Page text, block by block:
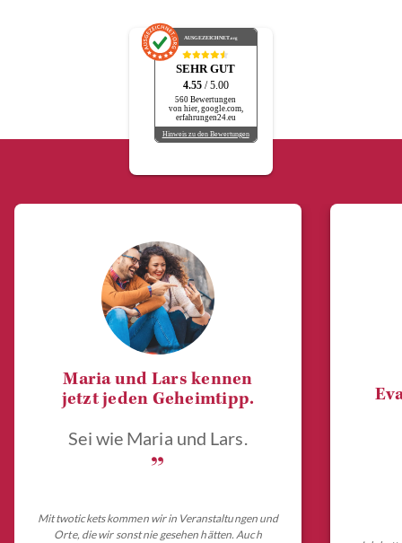
AUSGEZEICHNET.org
SEHR GUT
4.55 / 5.00
560 Bewertungen
von hier, google.com,
erfahrungen24.eu
Hinweis zu den Bewertungen
Maria und Lars kennen
jetzt jeden Geheimtipp.
Sei wie Maria und Lars.
„
Mit twotickets kommen wir in Veranstaltungen und
Orte, die wir sonst nie gesehen hätten. Auch